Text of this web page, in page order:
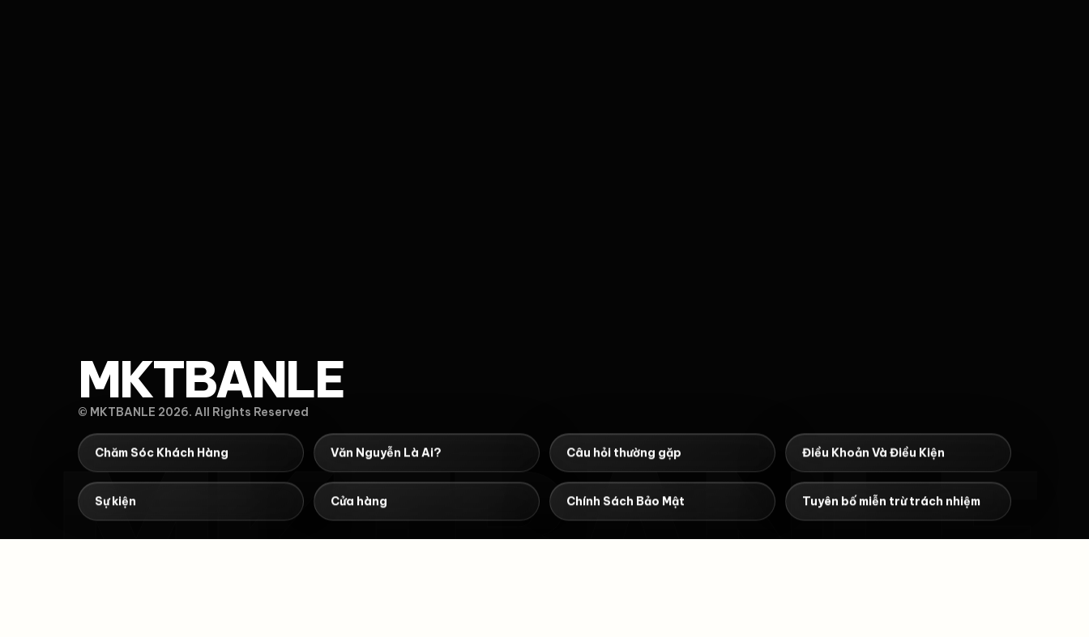
MKTBANLE
MKTBANLE
© MKTBANLE 2026. All Rights Reserved
Chăm Sóc Khách Hàng Văn Nguyễn Là Ai? Câu hỏi thường gặp Điều Khoản Và Điều Kiện
Sự kiện Cửa hàng Chính Sách Bảo Mật Tuyên bố miễn trừ trách nhiệm